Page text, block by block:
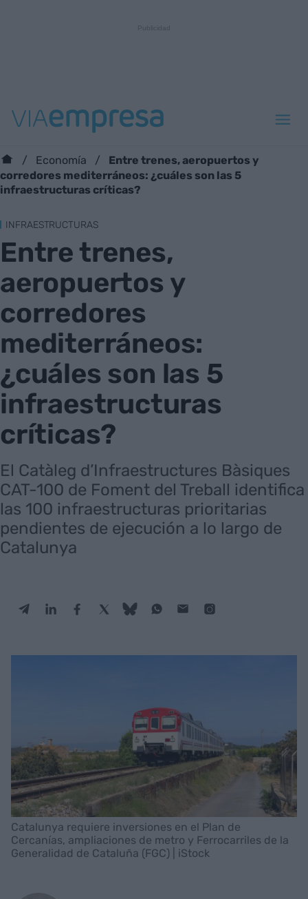
Economía
Entre trenes, aeropuertos y
corredores mediterráneos: ¿cuáles son las 5
infraestructuras críticas?
INFRAESTRUCTURAS
Entre trenes,
aeropuertos y
corredores
mediterráneos:
¿cuáles son las 5
infraestructuras
críticas?
El Catàleg d’Infraestructures Bàsiques
CAT-100 de Foment del Treball identifica
las 100 infraestructuras prioritarias
pendientes de ejecución a lo largo de
Catalunya
Catalunya requiere inversiones en el Plan de
Cercanías, ampliaciones de metro y Ferrocarriles de la
Generalidad de Cataluña (FGC) | iStock